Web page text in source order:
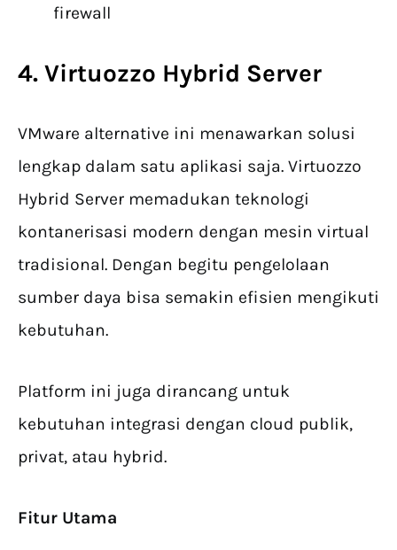
firewall
4. Virtuozzo Hybrid Server
VMware alternative ini menawarkan solusi
lengkap dalam satu aplikasi saja. Virtuozzo
Hybrid Server memadukan teknologi
kontanerisasi modern dengan mesin virtual
tradisional. Dengan begitu pengelolaan
sumber daya bisa semakin efisien mengikuti
kebutuhan.
Platform ini juga dirancang untuk
kebutuhan integrasi dengan cloud publik,
privat, atau hybrid.
Fitur Utama